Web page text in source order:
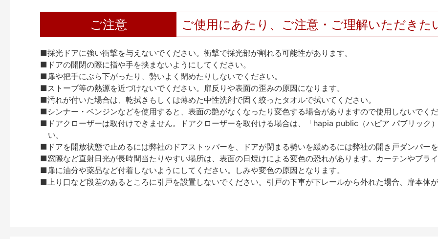
ご注意 ご使用にあたり、ご注意・ご理解いただきた
■採光ドアに強い衝撃を与えないでください。衝撃で採光部が割れる可能性があります。
■ドアの開閉の際に指や手を挟まないようにしてください。
■扉や把手にぶら下がったり、勢いよく閉めたりしないでください。
■ストーブ等の熱源を近づけないでください。扉反りや表面の歪みの原因になります。
■汚れが付いた場合は、乾拭きもしくは薄めた中性洗剤で固く絞ったタオルで拭いてください。
■シンナー・ベンジンなどを使用すると、表面の艶がなくなったり変色する場合がありますので使用しないでく
■ドアクローザーは取付けできません。ドアクローザーを取付ける場合は、「hapia public（ハピア パブリック
い。
■ドアを開放状態で止めるには弊社のドアストッパーを、ドアが閉まる勢いを緩めるには弊社の開き戸ダンパー
■窓際など直射日光が長時間当たりやすい場所は、表面の日焼けによる変色の恐れがあります。カーテンやブラ
■扉に油分や薬品など付着しないようにしてください。しみや変色の原因となります。
■上り口など段差のあるところに引戸を設置しないでください。引戸の下車が下レールから外れた場合、扉本体